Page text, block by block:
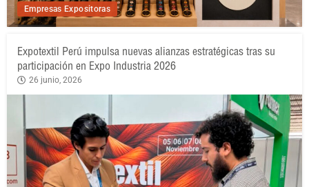
Empresas Expositoras
Expotextil Perú impulsa nuevas alianzas estratégicas tras su
participación en Expo Industria 2026
26 junio, 2026